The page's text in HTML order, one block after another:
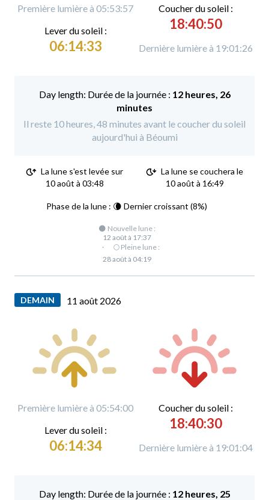
Première lumière à 05:53:57
Lever du soleil :
06:14:33
Coucher du soleil :
18:40:50
Dernière lumière à 19:01:26
Durée de la journée : 12 heures, 26
minutes
Il reste 10 heures, 48 minutes avant le coucher du soleil
aujourd'hui à Béoumi
La lune s'est levée sur
10 août à 03:48
La lune se couchera le
10 août à 16:49
Phase de la lune : 🌘 Dernier croissant (8%)
🌑 Nouvelle lune :
12 août à 17:37
·
🌕 Pleine lune :
28 août à 04:19
DEMAIN 11 août 2026
Première lumière à 05:54:00
Lever du soleil :
06:14:34
Coucher du soleil :
18:40:30
Dernière lumière à 19:01:04
Durée de la journée : 12 heures, 25